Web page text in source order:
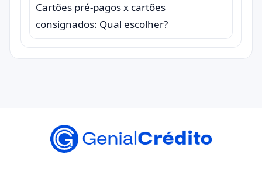
Cartões pré-pagos x cartões
consignados: Qual escolher?